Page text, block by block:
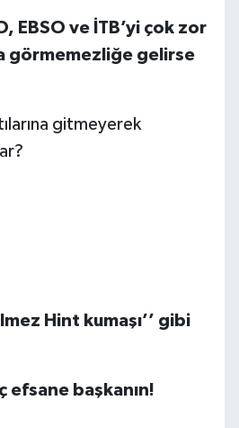
EBSO ve İTB’yi çok zor
görmemezliğe gelirse
gitmeyerek
Hint kumaşı’’ gibi
efsane başkanın!